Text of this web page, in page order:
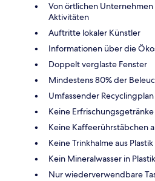
Von örtlichen
Aktivitäten
Auftritte lokaler Künstler
Informationen über die
Doppelt verglaste Fenster
Mindestens 80% der
Umfassender Recyclingplan
Keine
Keine Kaffeerührstäbchen
Keine Trinkhalme aus Plastik
Kein Mineralwasser in
Nur wiederverwendbare